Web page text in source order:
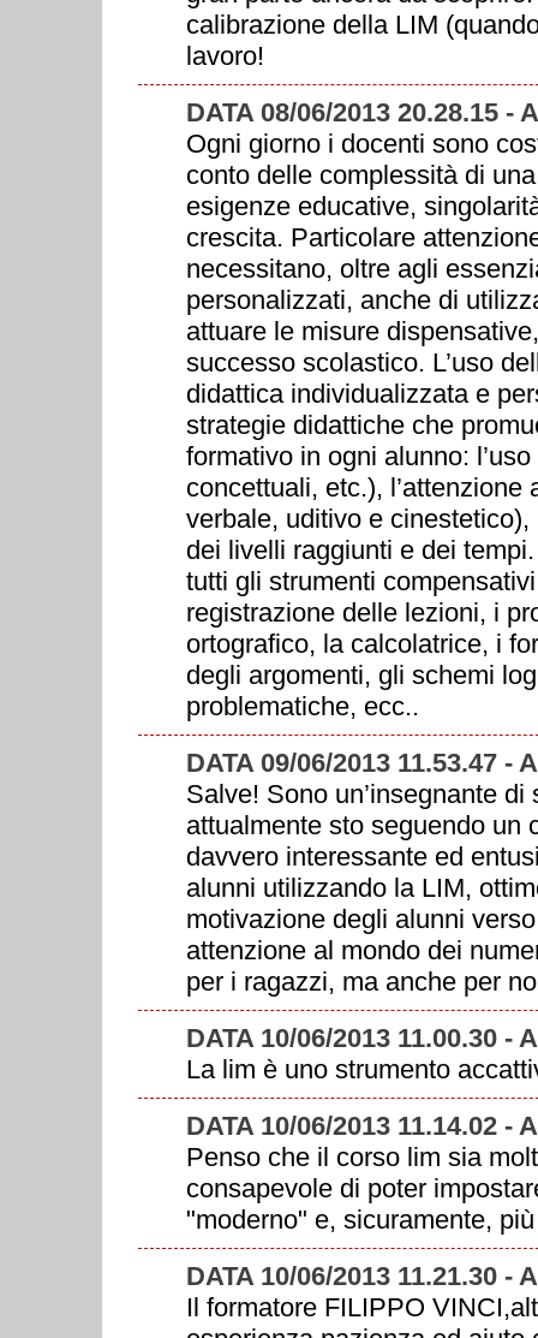
calibrazione della LIM
lavoro!
DATA 08/06/2013 20.28.15 -
Ogni giorno i docenti sono
conto delle complessità di
esigenze educative,
crescita. Particolare
necessitano, oltre agli
personalizzati, anche di
attuare le misure
successo scolastico. L’uso
didattica individualizzata e
strategie didattiche che
formativo in ogni alunno:
concettuali, etc.),
verbale, uditivo e
dei livelli raggiunti e dei
tutti gli strumenti
registrazione delle lezioni, i
ortografico, la calcolatrice, i
degli argomenti, gli schemi
problematiche, ecc..
DATA 09/06/2013 11.53.47 -
Salve! Sono un’insegnante
attualmente sto seguendo un
davvero interessante ed
alunni utilizzando la LIM,
motivazione degli alunni
attenzione al mondo dei
per i ragazzi, ma anche per
DATA 10/06/2013 11.00.30 -
La lim è uno strumento
DATA 10/06/2013 11.14.02 -
Penso che il corso lim sia
consapevole di poter
"moderno" e, sicuramente,
DATA 10/06/2013 11.21.30 -
Il formatore FILIPPO